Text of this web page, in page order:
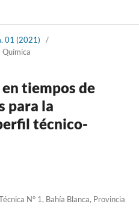
01 (2021)
/
Química
tiempos de
para la
técnico-
N° 1, Bahía Blanca, Provincia